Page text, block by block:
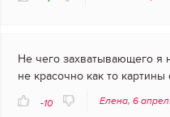
Не чего захватывающего я
не красочно как то
-10 Елена, 6